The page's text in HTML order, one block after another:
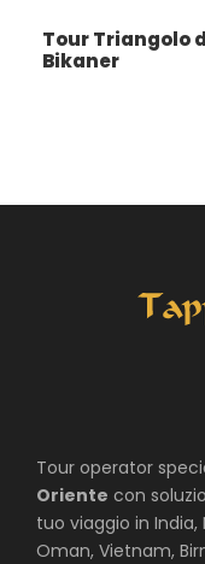
Tour Triangolo
Bikaner
Tour operator
Oriente con
tuo viaggio in India,
Oman, Vietnam,